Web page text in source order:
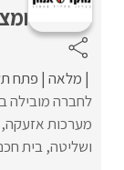
מלאה פתח
לחברה מובילה
מערכות
ושליטה, בית